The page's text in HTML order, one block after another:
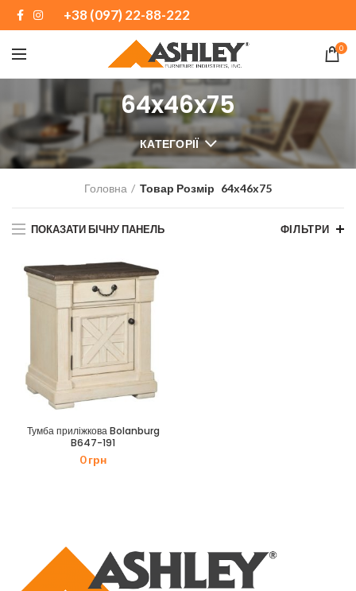
+38 (097) 22-88-222
0
64x46x75
КАТЕГОРІЇ
Головна Товар Розмір 64x46x75
ПОКАЗАТИ БІЧНУ ПАНЕЛЬ ФІЛЬТРИ
Тумба приліжкова Bolanburg
B647-191
0грн